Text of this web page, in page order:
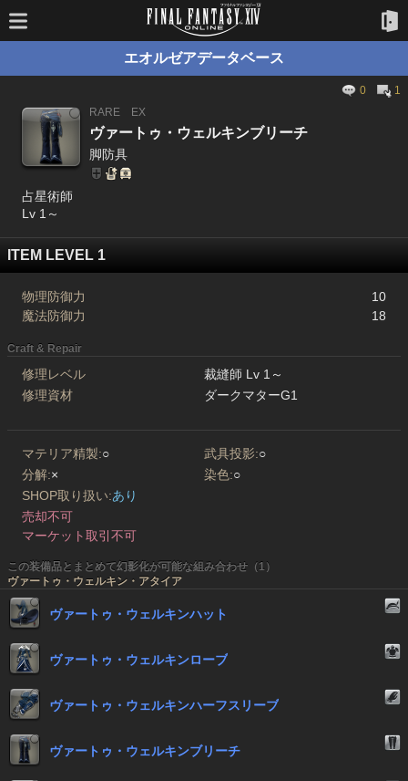
エオルゼアデータベース
0
1
RARE
EX
ヴァートゥ・ウェルキンブリーチ
脚防具
占星術師
Lv 1～
ITEM LEVEL 1
物理防御力
10
魔法防御力
18
Craft & Repair
修理レベル
裁縫師 Lv 1～
修理資材
ダークマターG1
マテリア精製:○ 武具投影:○
分解:× 染色:○
SHOP取り扱い:あり
売却不可
マーケット取引不可
この装備品とまとめて幻影化が可能な組み合わせ（1）
ヴァートゥ・ウェルキン・アタイア
ヴァートゥ・ウェルキンハット
ヴァートゥ・ウェルキンローブ
ヴァートゥ・ウェルキンハーフスリーブ
ヴァートゥ・ウェルキンブリーチ